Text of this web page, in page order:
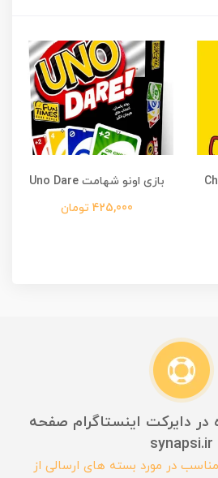
بازی اونو شهامت Uno Dare
425,000 تومان
در دایرکت اینستاگرام صفحه
synapsi.ir
در مورد بسته های ارسالی از